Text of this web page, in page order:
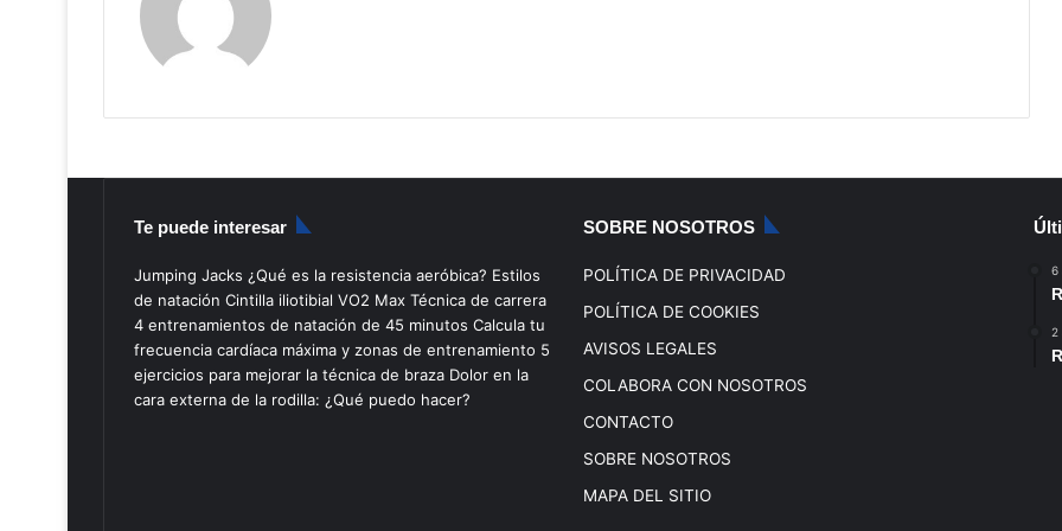
Te puede interesar
Jumping Jacks ¿Qué es la resistencia aeróbica? Estilos
de natación Cintilla iliotibial VO2 Max Técnica de carrera
4 entrenamientos de natación de 45 minutos Calcula tu
frecuencia cardíaca máxima y zonas de entrenamiento 5
ejercicios para mejorar la técnica de braza Dolor en la
cara externa de la rodilla: ¿Qué puedo hacer?
SOBRE NOSOTROS
POLÍTICA DE PRIVACIDAD
POLÍTICA DE COOKIES
AVISOS LEGALES
COLABORA CON NOSOTROS
CONTACTO
SOBRE NOSOTROS
MAPA DEL SITIO
6
2